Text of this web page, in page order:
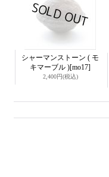
シャーマンストーン ( モ
キマーブル )[mo17]
2,400円(税込)